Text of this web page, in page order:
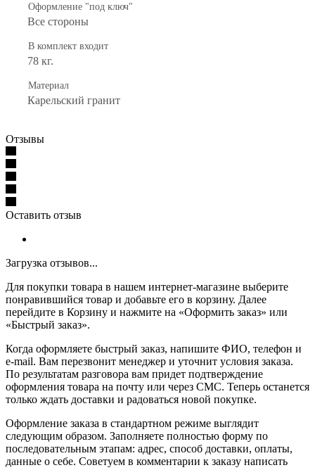
Оформление "под ключ"
Все стороны
В комплект входит
78 кг.
Материал
Карельский гранит
Отзывы
Оставить отзыв
Загрузка отзывов...
Для покупки товара в нашем интернет-магазине выберите
понравившийся товар и добавьте его в корзину. Далее
перейдите в Корзину и нажмите на «Оформить заказ» или
«Быстрый заказ».
Когда оформляете быстрый заказ, напишите ФИО, телефон и
e-mail. Вам перезвонит менеджер и уточнит условия заказа.
По результатам разговора вам придет подтверждение
оформления товара на почту или через СМС. Теперь останется
только ждать доставки и радоваться новой покупке.
Оформление заказа в стандартном режиме выглядит
следующим образом. Заполняете полностью форму по
последовательным этапам: адрес, способ доставки, оплаты,
данные о себе. Советуем в комментарии к заказу написать